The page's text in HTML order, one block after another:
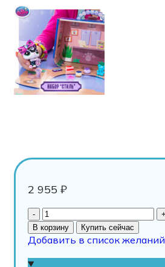
2 955 ₽
В корзину Купить сейчас
Добавить в список желаний